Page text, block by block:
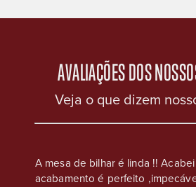
AVALIAÇÕES DOS
Veja o que dizem
A mesa de bilhar é linda !!
acabamento é perfeito